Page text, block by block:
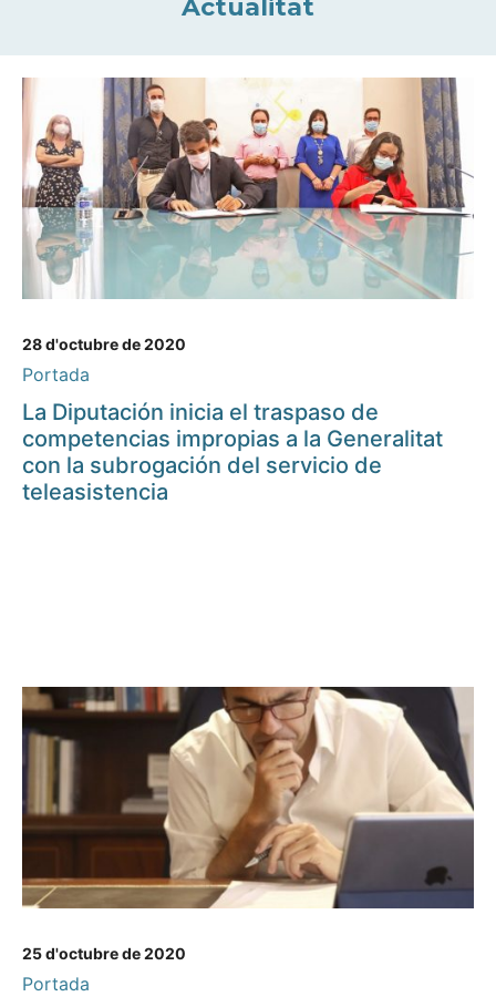
Actualitat
28 d'octubre de 2020
Portada
La Diputación inicia el traspaso de
competencias impropias a la Generalitat
con la subrogación del servicio de
teleasistencia
25 d'octubre de 2020
Portada